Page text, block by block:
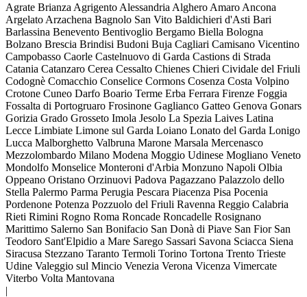
Agrate Brianza Agrigento Alessandria Alghero Amaro Ancona
Argelato Arzachena Bagnolo San Vito Baldichieri d'Asti Bari
Barlassina Benevento Bentivoglio Bergamo Biella Bologna
Bolzano Brescia Brindisi Budoni Buja Cagliari Camisano Vicentino
Campobasso Caorle Castelnuovo di Garda Castions di Strada
Catania Catanzaro Cerea Cessalto Chienes Chieri Cividale del Friuli
Codognè Comacchio Conselice Cormons Cosenza Costa Volpino
Crotone Cuneo Darfo Boario Terme Erba Ferrara Firenze Foggia
Fossalta di Portogruaro Frosinone Gaglianco Gatteo Genova Gonars
Gorizia Grado Grosseto Imola Jesolo La Spezia Laives Latina
Lecce Limbiate Limone sul Garda Loiano Lonato del Garda Lonigo
Lucca Malborghetto Valbruna Marone Marsala Mercenasco
Mezzolombardo Milano Modena Moggio Udinese Mogliano Veneto
Mondolfo Monselice Monteroni d'Arbia Monzuno Napoli Olbia
Oppeano Oristano Orzinuovi Padova Pagazzano Palazzolo dello
Stella Palermo Parma Perugia Pescara Piacenza Pisa Pocenia
Pordenone Potenza Pozzuolo del Friuli Ravenna Reggio Calabria
Rieti Rimini Rogno Roma Roncade Roncadelle Rosignano
Marittimo Salerno San Bonifacio San Donà di Piave San Fior San
Teodoro Sant'Elpidio a Mare Sarego Sassari Savona Sciacca Siena
Siracusa Stezzano Taranto Termoli Torino Tortona Trento Trieste
Udine Valeggio sul Mincio Venezia Verona Vicenza Vimercate
Viterbo Volta Mantovana
|